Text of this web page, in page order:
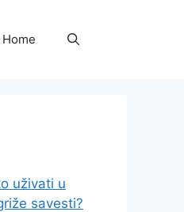
Home
uživati u
savesti?